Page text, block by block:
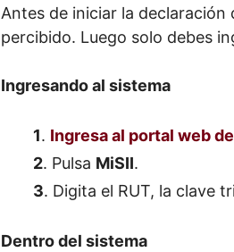
Antes de iniciar la
percibido. Luego solo debes
Ingresando al sistema
1. Ingresa al portal web
2. Pulsa MiSII.
3. Digita el RUT, la clave
Dentro del sistema